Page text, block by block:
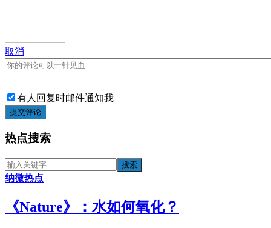
取消
有人回复时邮件通知我
提交评论
热点搜索
纳微热点
《​Nature》：水如何氧化？